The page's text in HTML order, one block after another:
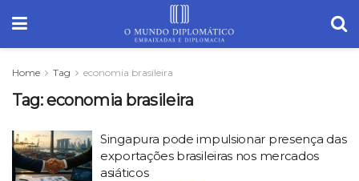
Home Tag economia brasileira
Tag:economia brasileira
Singapura pode impulsionar presença das
exportações brasileiras nos mercados
asiáticos